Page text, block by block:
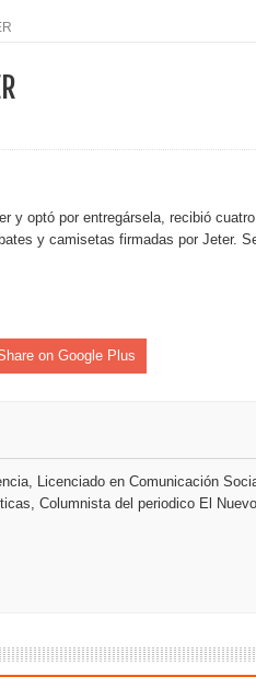
lanzan
con una noche de
impulsada por la franquicia
de Oficina Regional Este
artística con nuevo
Banreservas seguirá
y optó por entregársela, recibió
y camisetas firmadas por Jeter.
on Google Plus
Licenciado en Comunicación
Columnista del periodico El